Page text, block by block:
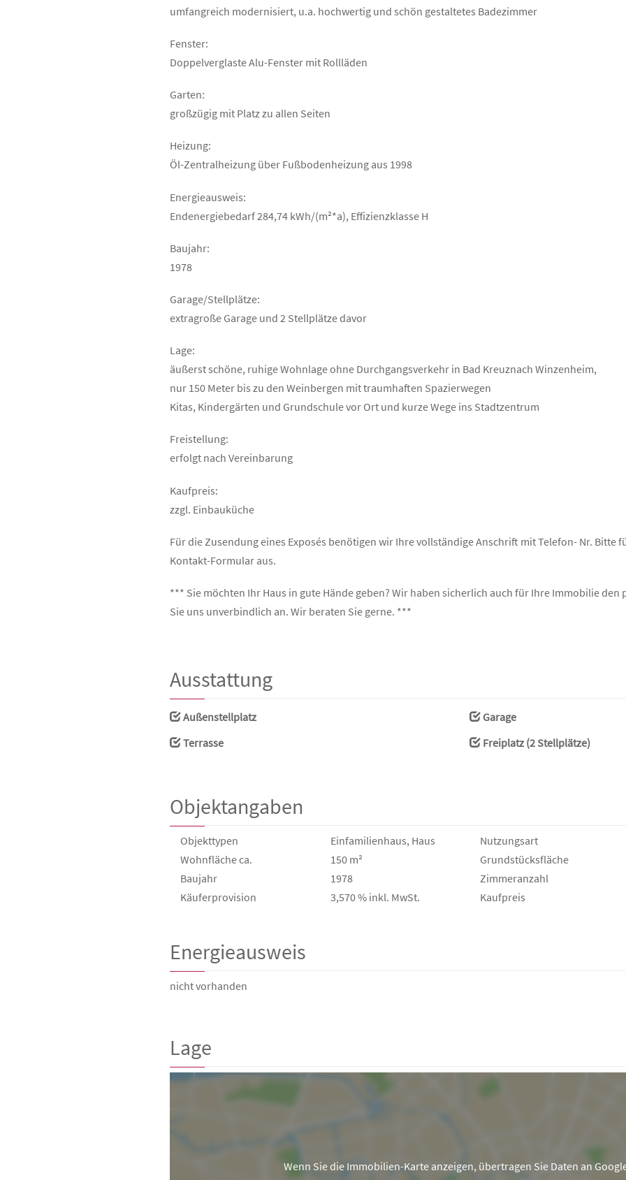
umfangreich modernisiert, u.a. hochwertig und schön gestaltetes Badezimmer
Fenster:
Doppelverglaste Alu-Fenster mit Rollläden
Garten:
großzügig mit Platz zu allen Seiten
Heizung:
Öl-Zentralheizung über Fußbodenheizung aus 1998
Energieausweis:
Endenergiebedarf 284,74 kWh/(m²*a), Effizienzklasse H
Baujahr:
1978
Garage/Stellplätze:
extragroße Garage und 2 Stellplätze davor
Lage:
äußerst schöne, ruhige Wohnlage ohne Durchgangsverkehr in Bad Kreuznach Winzenheim,
nur 150 Meter bis zu den Weinbergen mit traumhaften Spazierwegen
Kitas, Kindergärten und Grundschule vor Ort und kurze Wege ins Stadtzentrum
Freistellung:
erfolgt nach Vereinbarung
Kaufpreis:
zzgl. Einbauküche
Für die Zusendung eines Exposés benötigen wir Ihre vollständige Anschrift mit Telefon- Nr. Bitte
Kontakt-Formular aus.
*** Sie möchten Ihr Haus in gute Hände geben? Wir haben sicherlich auch für Ihre Immobilie den
Sie uns unverbindlich an. Wir beraten Sie gerne. ***
Ausstattung
Außenstellplatz
Garage
Terrasse
Freiplatz (2 Stellplätze)
Objektangaben
Objekttypen Einfamilienhaus, Haus Nutzungsart
Wohnfläche ca.
150 m² Grund­stücks­fläche
Baujahr
1978 Zimmeranzahl
Käufer­provision
3,570 % inkl. MwSt. Kaufpreis
Energieausweis
nicht vorhanden
Lage
Wenn Sie die Immobilien-Karte anzeigen, übertragen Sie Daten an